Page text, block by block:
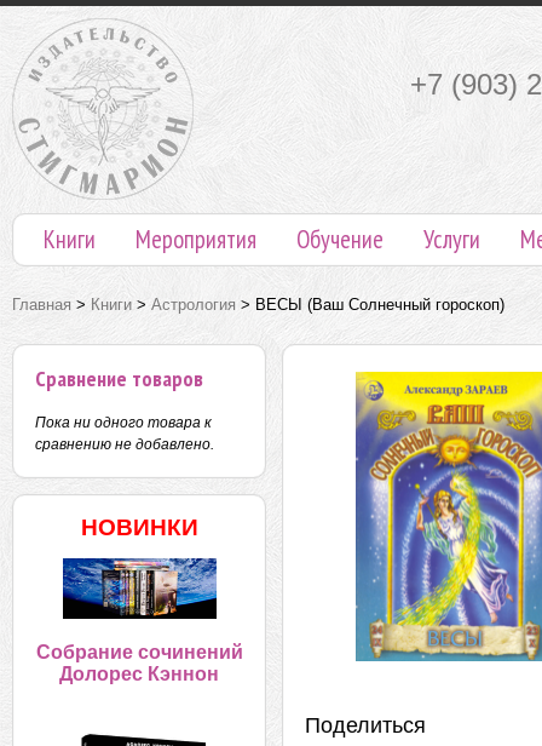
+7 (903)
Книги Мероприятия Обучение Услуги
Главная > Книги > Астрология > ВЕСЫ (Ваш Солнечный гороскоп)
Поделиться:
Сравнение товаров
Пока ни одного товара к
сравнению не добавлено.
НОВИНКИ
Собрание сочинений
Долорес Кэннон